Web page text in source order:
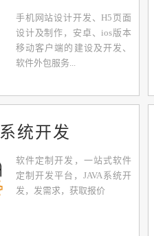
手机网站设计开发、H5页面
设计及制作，安卓、ios版本
移动客户端的建设及开发、
软件外包服务...
系统开发
软件定制开发，一站式软件
定制开发平台，JAVA系统开
发，发需求，获取报价